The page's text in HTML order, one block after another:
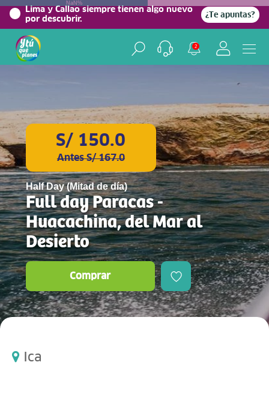
Lima y Callao siempre tienen algo nuevo
por descubrir.
¿Te apuntas?
2
NaN%
S/ 150.0
Antes S/ 167.0
Half Day (Mitad de día)
Full day Paracas -
Huacachina, del Mar al
Desierto
Comprar
Ica